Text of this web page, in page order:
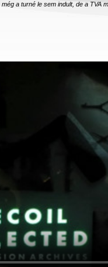
a turné le sem indult, de a TVA